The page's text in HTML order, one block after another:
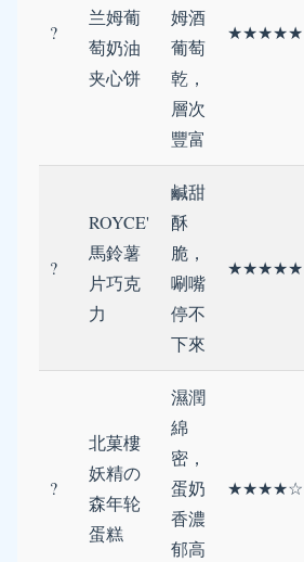
?
兰姆葡
萄奶油
夹心饼
姆酒
葡萄
乾，
層次
豐富
★★★★★
?
ROYCE'
馬鈴薯
片巧克
力
鹹甜
酥
脆，
唰嘴
停不
下來
★★★★★
?
北菓樓
妖精の
森年轮
蛋糕
濕潤
綿
密，
蛋奶
香濃
郁高
★★★★☆